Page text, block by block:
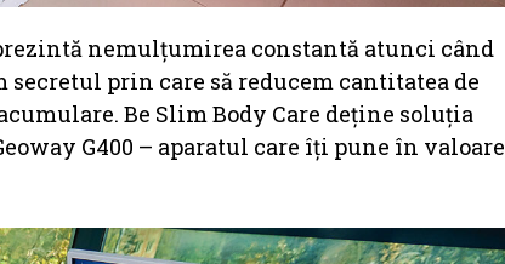
nemulțumirea constantă atunci când
prin care să reducem cantitatea de
Be Slim Body Care deține soluția
G400 – aparatul care îți pune în valoare